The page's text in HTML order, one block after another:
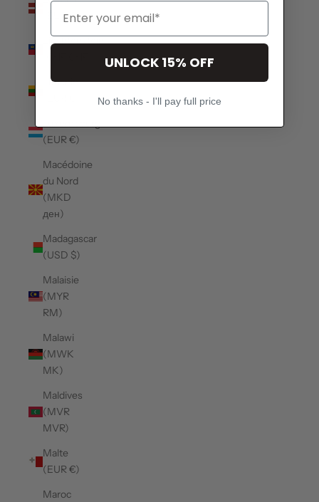
(EUR €)
Liechtenstein
Lituanie
(EUR €)
Macédoine
du Nord
(MKD
ден)
Madagascar
(USD $)
Malaisie
(MYR
RM)
Malawi
(MWK
MK)
Maldives
(MVR
MVR)
Malte
(EUR €)
Maroc
UNLOCK 15% OFF
No thanks - I'll pay full price